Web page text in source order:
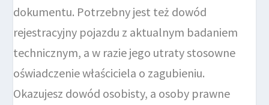
dokumentu. Potrzebny jest też dowód
rejestracyjny pojazdu z aktualnym badaniem
technicznym, a w razie jego utraty stosowne
oświadczenie właściciela o zagubieniu.
Okazujesz dowód osobisty, a osoby prawne